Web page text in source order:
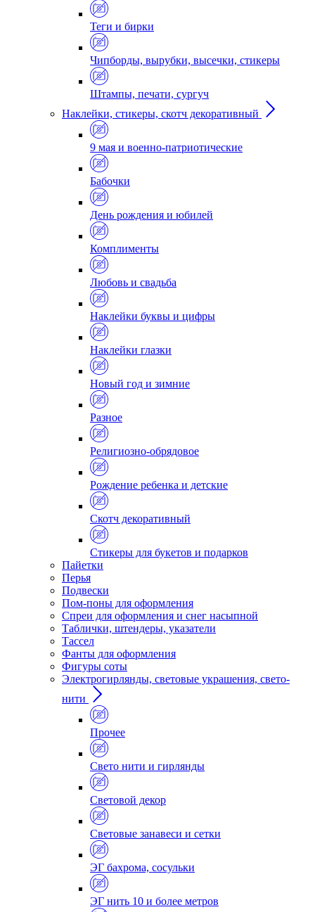
Теги и бирки
Чипборды, вырубки, высечки, стикеры
Штампы, печати, сургуч
Наклейки, стикеры, скотч декоративный
9 мая и военно-патриотические
Бабочки
День рождения и юбилей
Комплименты
Любовь и свадьба
Наклейки буквы и цифры
Наклейки глазки
Новый год и зимние
Разное
Религиозно-обрядовое
Рождение ребенка и детские
Скотч декоративный
Стикеры для букетов и подарков
Пайетки
Перья
Подвески
Пом-поны для оформления
Спреи для оформления и снег насыпной
Таблички, штендеры, указатели
Тассел
Фанты для оформления
Фигуры соты
Электрогирлянды, световые украшения, свето-
нити
Прочее
Свето нити и гирлянды
Световой декор
Световые занавеси и сетки
ЭГ бахрома, сосульки
ЭГ нить 10 и более метров